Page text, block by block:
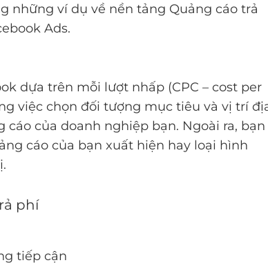
những ví dụ về nền tảng Quảng cáo trả
Ads.
dựa trên mỗi lượt nhấp (CPC – cost per
việc chọn đối tượng mục tiêu và vị trí
của doanh nghiệp bạn. Ngoài ra, bạn
cáo của bạn xuất hiện hay loại hình
phí
tiếp cận